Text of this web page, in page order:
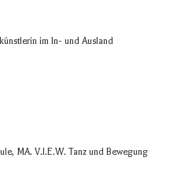
im In- und Ausland
MA. V.I.E.W. Tanz und Bewegung